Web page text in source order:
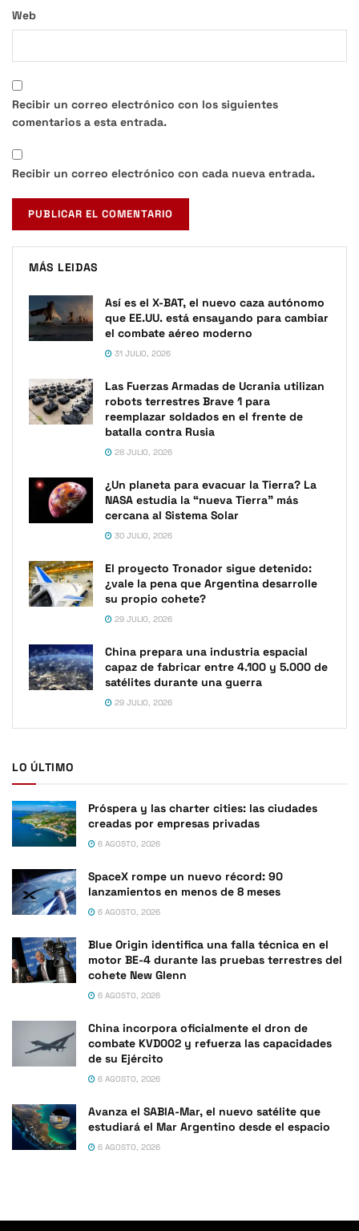
Web
Recibir un correo electrónico con los siguientes
comentarios a esta entrada.
Recibir un correo electrónico con cada nueva entrada.
MÁS LEIDAS
Así es el X-BAT, el nuevo caza autónomo
que EE.UU. está ensayando para cambiar
el combate aéreo moderno
31 JULIO, 2026
Las Fuerzas Armadas de Ucrania utilizan
robots terrestres Brave 1 para
reemplazar soldados en el frente de
batalla contra Rusia
28 JULIO, 2026
¿Un planeta para evacuar la Tierra? La
NASA estudia la “nueva Tierra” más
cercana al Sistema Solar
30 JULIO, 2026
El proyecto Tronador sigue detenido:
¿vale la pena que Argentina desarrolle
su propio cohete?
29 JULIO, 2026
China prepara una industria espacial
capaz de fabricar entre 4.100 y 5.000 de
satélites durante una guerra
29 JULIO, 2026
LO ÚLTIMO
Próspera y las charter cities: las ciudades
creadas por empresas privadas
6 AGOSTO, 2026
SpaceX rompe un nuevo récord: 90
lanzamientos en menos de 8 meses
6 AGOSTO, 2026
Blue Origin identifica una falla técnica en el
motor BE-4 durante las pruebas terrestres del
cohete New Glenn
6 AGOSTO, 2026
China incorpora oficialmente el dron de
combate KVD002 y refuerza las capacidades
de su Ejército
6 AGOSTO, 2026
Avanza el SABIA-Mar, el nuevo satélite que
estudiará el Mar Argentino desde el espacio
6 AGOSTO, 2026